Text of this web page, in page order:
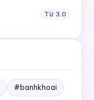
Từ 3.0
#banhkhoai